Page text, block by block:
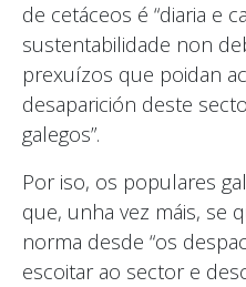
de cetáceos é “diaria e
sustentabilidade non
prexuízos que poidan
desaparición deste
galegos”.
Por iso, os populares
que, unha vez máis, se
norma desde “os
escoitar ao sector e